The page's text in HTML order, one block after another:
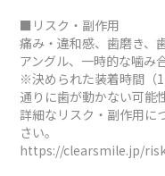
■リスク・副作用
痛み・違和感、歯磨き、
アングル、一時的な噛み
※決められた装着時間（
通りに歯が動かない可能
詳細なリスク・副作用に
さい。
https://clearsmile.jp/